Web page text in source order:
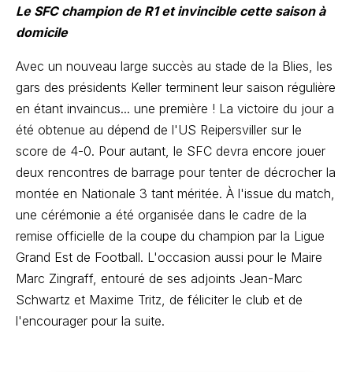
Le SFC champion de R1 et invincible cette saison à
domicile
Avec un nouveau large succès au stade de la Blies, les
gars des présidents Keller terminent leur saison régulière
en étant invaincus... une première ! La victoire du jour a
été obtenue au dépend de l'US Reipersviller sur le
score de 4-0. Pour autant, le SFC devra encore jouer
deux rencontres de barrage pour tenter de décrocher la
montée en Nationale 3 tant méritée. À l'issue du match,
une cérémonie a été organisée dans le cadre de la
remise officielle de la coupe du champion par la Ligue
Grand Est de Football. L'occasion aussi pour le Maire
Marc Zingraff, entouré de ses adjoints Jean-Marc
Schwartz et Maxime Tritz, de féliciter le club et de
l'encourager pour la suite.